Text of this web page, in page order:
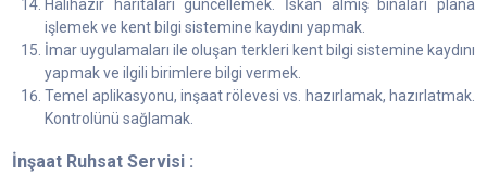
Hâlihazır haritaları güncellemek. İskân almış binaları plana
işlemek ve kent bilgi sistemine kaydını yapmak.
İmar uygulamaları ile oluşan terkleri kent bilgi sistemine kaydını
yapmak ve ilgili birimlere bilgi vermek.
Temel aplikasyonu, inşaat rölevesi vs. hazırlamak, hazırlatmak.
Kontrolünü sağlamak.
İnşaat Ruhsat Servisi :